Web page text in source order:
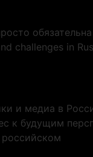
challenges in
и медиа в
к будущим
российском